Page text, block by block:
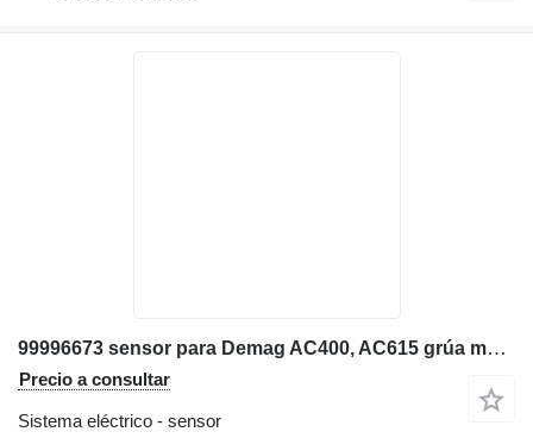
99996673 sensor para Demag AC400, AC615 grúa móvil
Precio a consultar
Sistema eléctrico - sensor